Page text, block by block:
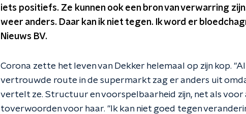
iets positiefs. Ze kunnen ook een bron van verwarring
weer anders. Daar kan ik niet tegen. Ik word er
Nieuws BV.
Corona zette het leven van Dekker helemaal op zijn kop.
vertrouwde route in de supermarkt zag er anders uit
vertelt ze. Structuur en voorspelbaarheid zijn, net als voor
toverwoorden voor haar. "Ik kan niet goed tegen